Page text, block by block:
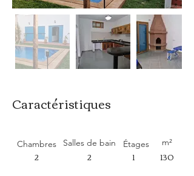
Caractéristiques
Chambres
2
Salles de bain
2
Étages m²
1 130